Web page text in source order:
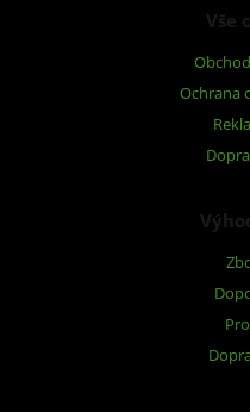
Vše
Ochrana